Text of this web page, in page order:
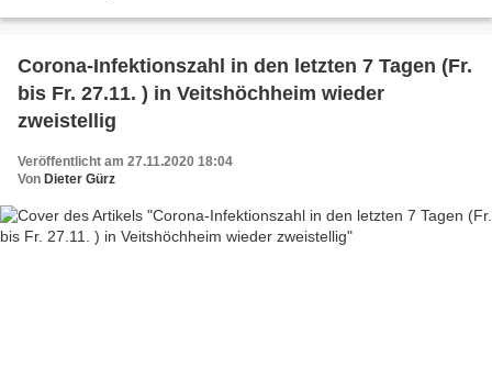
Corona-Infektionszahl in den letzten 7 Tagen (Fr.
bis Fr. 27.11. ) in Veitshöchheim wieder
zweistellig
Veröffentlicht am 27.11.2020 18:04
Von Dieter Gürz